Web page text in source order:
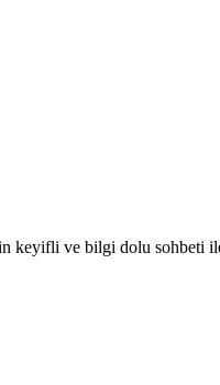
ve bilgi dolu sohbeti